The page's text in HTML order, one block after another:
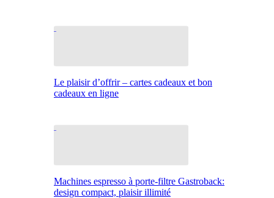
Le plaisir d’offrir – cartes cadeaux et bon
cadeaux en ligne
Machines espresso à porte-filtre Gastroback:
design compact, plaisir illimité